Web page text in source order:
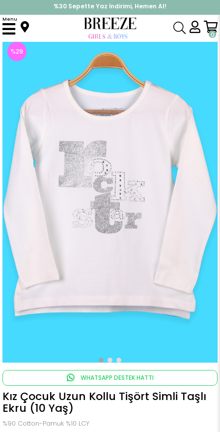
%30 Sepette Yaz İndirimi, Hemen Al!
İndirimlere ek %10 İndirimi Kap, Hemen Üye Ol!
0
Menu
Anasayfa Üst Giyim Uzun Kollu Tişört Kız Çocuk Uzun Kollu Tişört Simli Taşlı Ekru (10 Yaş)
%29
WHATSAPP DESTEK HATTI
Kız Çocuk Uzun Kollu Tişört Simli Taşlı
Ekru (10 Yaş)
%90 Cotton-Pamuk %10 LCY